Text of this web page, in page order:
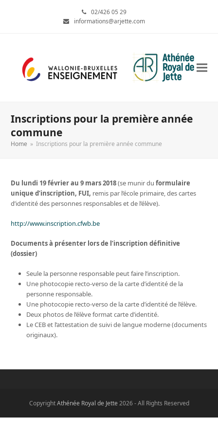
02/426 05 29
informations@arjette.com
Inscriptions pour la première année
commune
Home » Inscriptions pour la première année commune
Du lundi 19 février au 9 mars 2018(se munir duformulaire
unique d’inscription, FUI, remis par l’école primaire, des cartes
d’identité des personnes responsables et de l’élève).
http://www.inscription.cfwb.be
Documentsà présenter lors de l’inscription définitive
(dossier)
Seule la personne responsable peut faire l’inscription.
Une photocopie recto-verso de la carte d’identité de la
personne responsable.
Une photocopie recto-verso de la carte d’identité de l’élève.
Deux photos de l’élève format carte d’identité.
Le CEB et l’attestation de suivi de langue moderne (documents
originaux).
CopyrightAthénée Royal de Jette 2026 - All Rights Reserved